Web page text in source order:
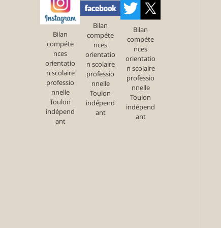
Bilan
compéte
nces
orientatio
n scolaire
professio
nnelle
Toulon
indépend
ant
Bilan
compéte
nces
orientatio
n scolaire
professio
nnelle
Toulon
indépend
ant
Bilan
compéte
nces
orientatio
n scolaire
professio
nnelle
Toulon
indépend
ant